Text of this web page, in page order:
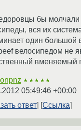
бы молчали
вся их
один большой
велосипедом не
вменяемый
★★★★★
05:49:46 +00:00
ответ
Ссылка